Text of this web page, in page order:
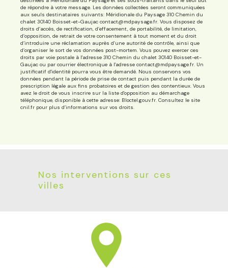
de répondre à votre message. Les données collectées seront communiquées
aux seuls destinataires suivants: Méridionale du Paysage 310 Chemin du
chalet 30140 Boisset-et-Gaujac contact@mdpaysage.fr. Vous disposez de
droits d’accès, de rectification, d’effacement, de portabilité, de limitation,
d’opposition, de retrait de votre consentement à tout moment et du droit
d’introduire une réclamation auprès d’une autorité de contrôle, ainsi que
d’organiser le sort de vos données post-mortem. Vous pouvez exercer ces
droits par voie postale à l'adresse 310 Chemin du chalet 30140 Boisset-et-
Gaujac ou par courrier électronique à l'adresse contact@mdpaysage.fr. Un
justificatif d'identité pourra vous être demandé. Nous conservons vos
données pendant la période de prise de contact puis pendant la durée de
prescription légale aux fins probatoires et de gestion des contentieux. Vous
avez le droit de vous inscrire sur la liste d'opposition au démarchage
téléphonique, disponible à cette adresse: Bloctel.gouv.fr. Consultez le site
cnil.fr pour plus d’informations sur vos droits.
Nos interventions sur ces
villes